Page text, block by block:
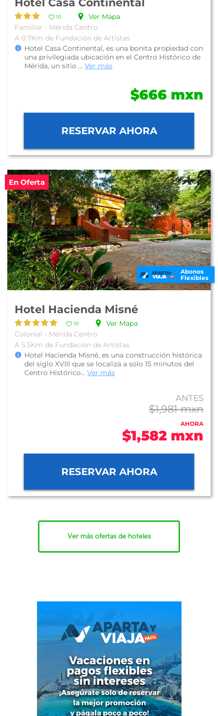
Hotel Casa Continental
10
Ver Mapa
Familiar - Mérida Centro
A 0.7Km de Fundación de Artistas
Hotel Casa Continental, es una bonita propiedad con
una privilegiada ubicación en el Centro Histórico de
Mérida, un sitio ... Ver más
$666 mxn
RESERVAR AHORA
En Oferta
Abonos
Flexibles
Hotel Hacienda Misné
10
Ver Mapa
Colonial - Mérida Centro
A 5.5Km de Fundación de Artistas
Hotel Hacienda Misné, es una construcción histórica
del siglo XVIII que se localiza a solo 15 minutos del
Centro Histórico... Ver más
ANTES
$1,981 mxn
AHORA
$1,582 mxn
RESERVAR AHORA
Ver más ofertas de hoteles